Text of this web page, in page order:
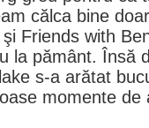
călca bine
şi Friends with
la pământ. Însă
s-a arătat
momente de